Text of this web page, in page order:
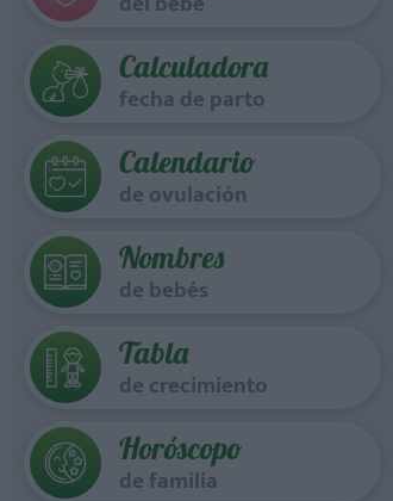
Calculadora
fecha de parto
Calendario
de ovulación
Nombres
de bebés
Tabla
de crecimiento
Horóscopo
de familia